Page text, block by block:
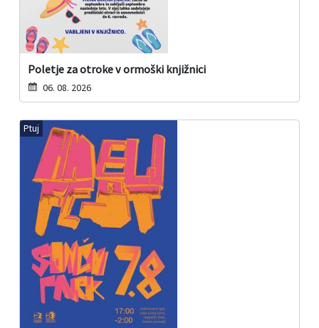
Poletje za otroke v ormoški knjižnici
06. 08. 2026
Ptuj